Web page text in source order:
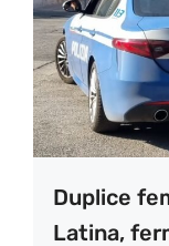
Duplice
Latina,